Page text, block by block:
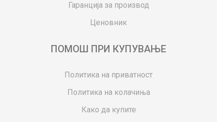
Гаранција за производ
Ценовник
ПОМОШ ПРИ КУПУВАЊЕ
Политика на приватност
Политика на колачиња
Како да купите